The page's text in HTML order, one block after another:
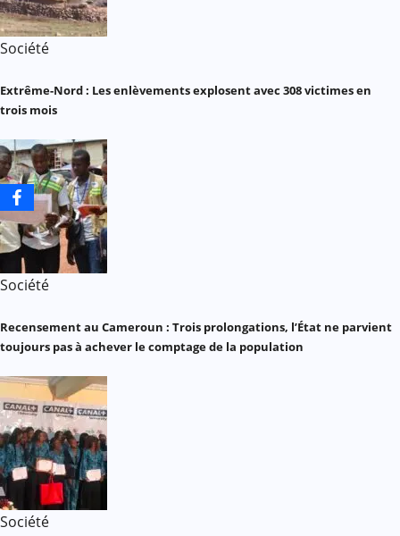
Société
Extrême-Nord : Les enlèvements explosent avec 308 victimes en
trois mois
Société
Recensement au Cameroun : Trois prolongations, l’État ne parvient
toujours pas à achever le comptage de la population
Société